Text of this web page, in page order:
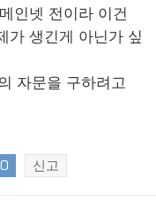
인넷 전이라 이건
가 생긴게 아닌가 싶
자문을 구하려고
0 신고